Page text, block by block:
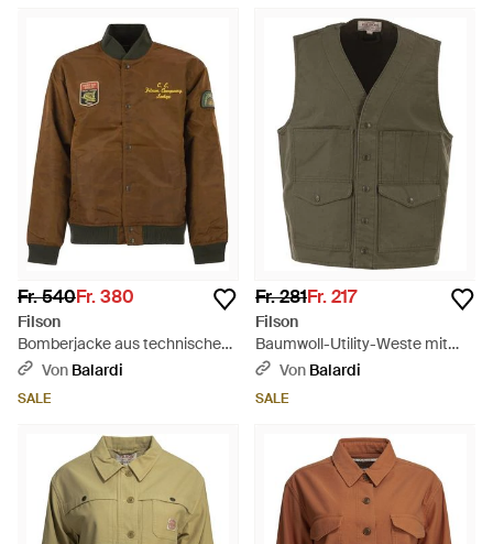
Fr. 540Fr. 380
Filson
Bomberjacke aus technischem
Nylon mit Heritage-Stickerei -
Von Balardi
SALE
Fr. 281Fr. 217
Filson
Baumwoll-Utility-Weste mit
aufgesetzten Taschen - Grün
Von Balardi
SALE